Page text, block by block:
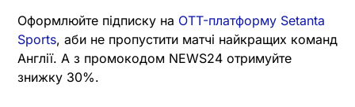
Оформлюйте підписку на OTT-платформу Setanta
Sports, аби не пропустити матчі найкращих команд
Англії. А з промокодом NEWS24 отримуйте
знижку 30%.